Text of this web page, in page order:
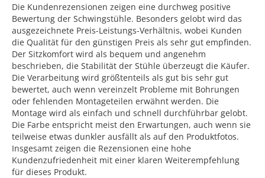
Die Kundenrezensionen zeigen eine durchweg positive
Bewertung der Schwingstühle. Besonders gelobt wird das
ausgezeichnete Preis-Leistungs-Verhältnis, wobei Kunden
die Qualität für den günstigen Preis als sehr gut empfinden.
Der Sitzkomfort wird als bequem und angenehm
beschrieben, die Stabilität der Stühle überzeugt die Käufer.
Die Verarbeitung wird größtenteils als gut bis sehr gut
bewertet, auch wenn vereinzelt Probleme mit Bohrungen
oder fehlenden Montageteilen erwähnt werden. Die
Montage wird als einfach und schnell durchführbar gelobt.
Die Farbe entspricht meist den Erwartungen, auch wenn sie
teilweise etwas dunkler ausfällt als auf den Produktfotos.
Insgesamt zeigen die Rezensionen eine hohe
Kundenzufriedenheit mit einer klaren Weiterempfehlung
für dieses Produkt.